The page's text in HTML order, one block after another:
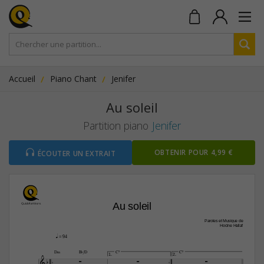
Accueil Piano Chant Jenifer
Au soleil
Partition piano Jenifer
ÉCOUTER UN EXTRAIT OBTENIR POUR 4,99 €
1. 2.

Paroles et Musique de
Hocine Hallaf
Au soleil

D‹ B¨/D C5 C5
q = 94